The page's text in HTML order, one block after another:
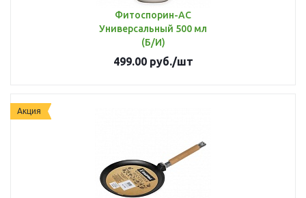
Фитоспорин-АС
Универсальный 500 мл
(Б/И)
499.00руб./шт
Акция